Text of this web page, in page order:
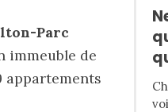
Parc
immeuble de
appartements